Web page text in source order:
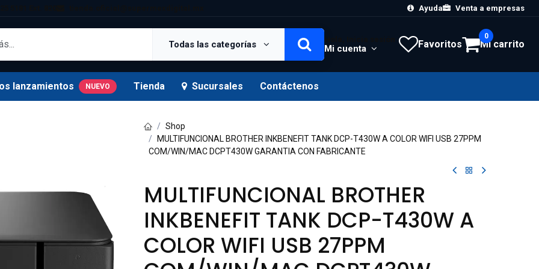
Ayuda Venta a empresas
Todas las categorías Mi cuenta Favoritos Mi carrito
0
lanzamientos NUEVO Tienda Sucursales Contáctenos
Shop
MULTIFUNCIONAL BROTHER INKBENEFIT TANK DCP-T430W A COLOR WIFI USB 27PPM
COM/WIN/MAC DCPT430W GARANTIA CON FABRICANTE
MULTIFUNCIONAL BROTHER
INKBENEFIT TANK DCP-T430W A
COLOR WIFI USB 27PPM